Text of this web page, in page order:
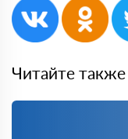
Читайте также